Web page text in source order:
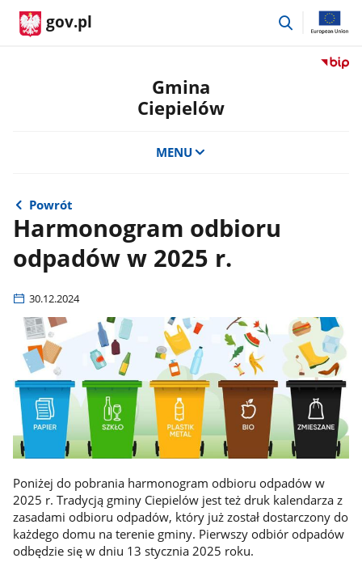
gov.pl
przejdź
Przejdź
Gmina
Ciepielów
MENU
Powrót
Harmonogram odbioru
odpadów w 2025 r.
30.12.2024
Poniżej do pobrania harmonogram odbioru odpadów w
2025 r. Tradycją gminy Ciepielów jest też druk kalendarza z
zasadami odbioru odpadów, który już został dostarczony do
każdego domu na terenie gminy. Pierwszy odbiór odpadów
odbędzie się w dniu 13 stycznia 2025 roku.